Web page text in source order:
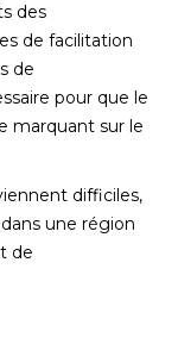
des
de facilitation
de
pour que le
marquant sur le
difficiles,
une région
de